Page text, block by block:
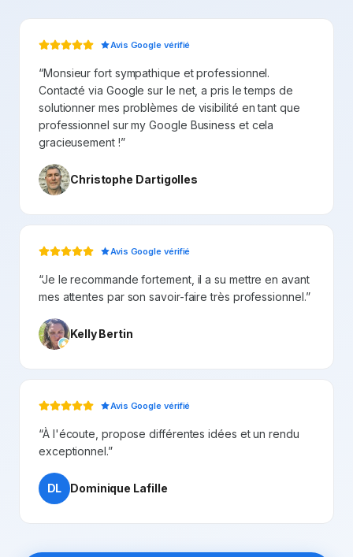
Avis Google vérifié
“Monsieur fort sympathique et professionnel.
Contacté via Google sur le net, a pris le temps de
solutionner mes problèmes de visibilité en tant que
professionnel sur my Google Business et cela
gracieusement !”
Christophe Dartigolles
Avis Google vérifié
“Je le recommande fortement, il a su mettre en avant
mes attentes par son savoir-faire très professionnel.”
Kelly Bertin
Avis Google vérifié
“À l'écoute, propose différentes idées et un rendu
exceptionnel.”
DL Dominique Lafille